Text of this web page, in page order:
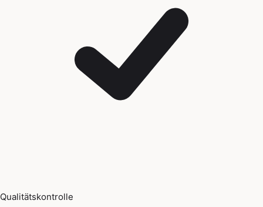
Qualitätskontrolle